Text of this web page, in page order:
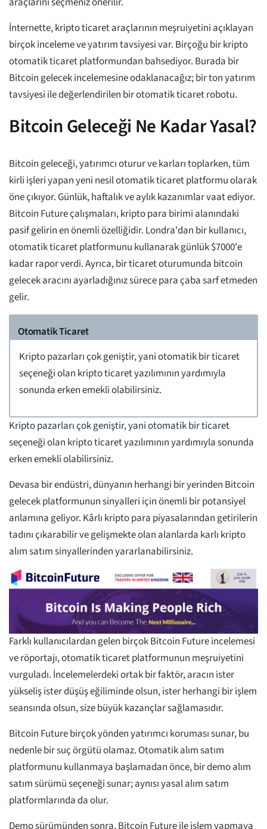
İnternette, kripto ticaret araçlarının meşruiyetini açıklayan
birçok inceleme ve yatırım tavsiyesi var. Birçoğu bir kripto
otomatik ticaret platformundan bahsediyor. Burada bir
Bitcoin gelecek incelemesine odaklanacağız; bir ton yatırım
tavsiyesi ile değerlendirilen bir otomatik ticaret robotu.
Bitcoin Geleceği Ne Kadar Yasal?
Bitcoin geleceği, yatırımcı oturur ve karları toplarken, tüm
kirli işleri yapan yeni nesil otomatik ticaret platformu olarak
öne çıkıyor. Günlük, haftalık ve aylık kazanımlar vaat ediyor.
Bitcoin Future çalışmaları, kripto para birimi alanındaki
pasif gelirin en önemli özelliğidir. Londra'dan bir kullanıcı,
otomatik ticaret platformunu kullanarak günlük $7000'e
kadar rapor verdi. Ayrıca, bir ticaret oturumunda bitcoin
gelecek aracını ayarladığınız sürece para çaba sarf etmeden
gelir.
Otomatik Ticaret
Kripto pazarları çok geniştir, yani otomatik bir ticaret
seçeneği olan kripto ticaret yazılımının yardımıyla
sonunda erken emekli olabilirsiniz.
Kripto pazarları çok geniştir, yani otomatik bir ticaret
seçeneği olan kripto ticaret yazılımının yardımıyla sonunda
erken emekli olabilirsiniz.
Devasa bir endüstri, dünyanın herhangi bir yerinden Bitcoin
gelecek platformunun sinyalleri için önemli bir potansiyel
anlamına geliyor. Kârlı kripto para piyasalarından getirilerin
tadını çıkarabilir ve gelişmekte olan alanlarda karlı kripto
alım satım sinyallerinden yararlanabilirsiniz.
Farklı kullanıcılardan gelen birçok Bitcoin Future incelemesi
ve röportajı, otomatik ticaret platformunun meşruiyetini
vurguladı. İncelemelerdeki ortak bir faktör, aracın ister
yükseliş ister düşüş eğiliminde olsun, ister herhangi bir işlem
seansında olsun, size büyük kazançlar sağlamasıdır.
Bitcoin Future birçok yönden yatırımcı koruması sunar, bu
nedenle bir suç örgütü olamaz. Otomatik alım satım
platformunu kullanmaya başlamadan önce, bir demo alım
satım sürümü seçeneği sunar; aynısı yasal alım satım
platformlarında da olur.